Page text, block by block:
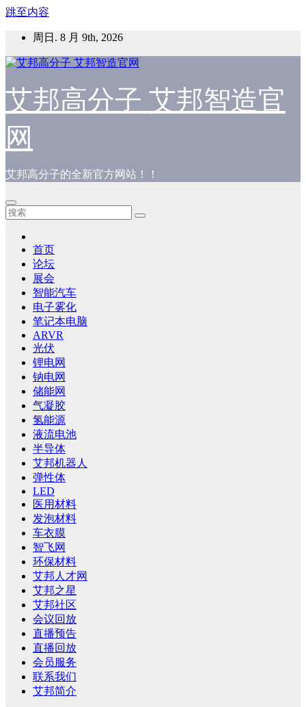
跳至内容
周日. 8 月 9th, 2026
艾邦高分子 艾邦智造官
网
艾邦高分子的全新官方网站！！
首页
论坛
展会
智能汽车
电子雾化
笔记本电脑
ARVR
光伏
锂电网
钠电网
储能网
气凝胶
氢能源
液流电池
半导体
艾邦机器人
弹性体
LED
医用材料
发泡材料
车衣膜
智飞网
环保材料
艾邦人才网
艾邦之星
艾邦社区
会议回放
直播预告
直播回放
会员服务
联系我们
艾邦简介